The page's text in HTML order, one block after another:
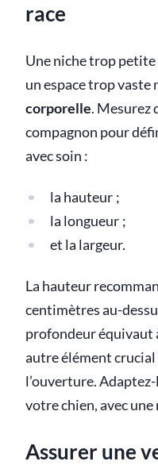
race
Une niche trop
un espace trop vaste
corporelle. Mesurez
compagnon pour
avec soin :
la hauteur ;
la longueur ;
et la largeur.
La hauteur
centimètres au-
profondeur équivaut
autre élément crucial
l’ouverture.
votre chien, avec une
Assurer une